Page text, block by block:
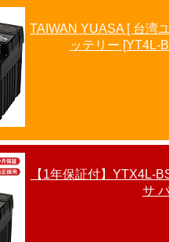
TAIWAN YUASA [ 台湾
ッテリー [YT4L-
【1年保証付】YTX4L-
サ